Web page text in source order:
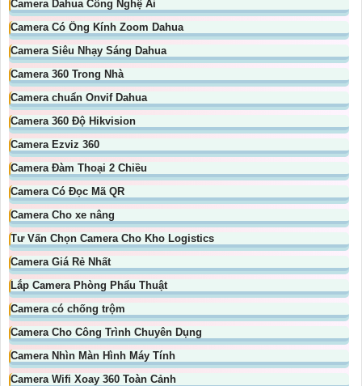
Camera Dahua Công Nghệ Ai
Camera Có Ống Kính Zoom Dahua
Camera Siêu Nhạy Sáng Dahua
Camera 360 Trong Nhà
Camera chuẩn Onvif Dahua
Camera 360 Độ Hikvision
Camera Ezviz 360
Camera Đàm Thoại 2 Chiều
Camera Có Đọc Mã QR
Camera Cho xe nâng
Tư Vấn Chọn Camera Cho Kho Logistics
Camera Giá Rẻ Nhất
Lắp Camera Phòng Phẩu Thuật
Camera có chống trộm
Camera Cho Công Trình Chuyên Dụng
Camera Nhìn Màn Hình Máy Tính
Camera Wifi Xoay 360 Toàn Cảnh